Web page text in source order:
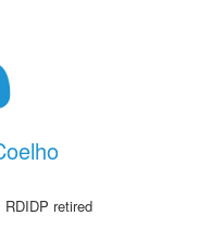
retired